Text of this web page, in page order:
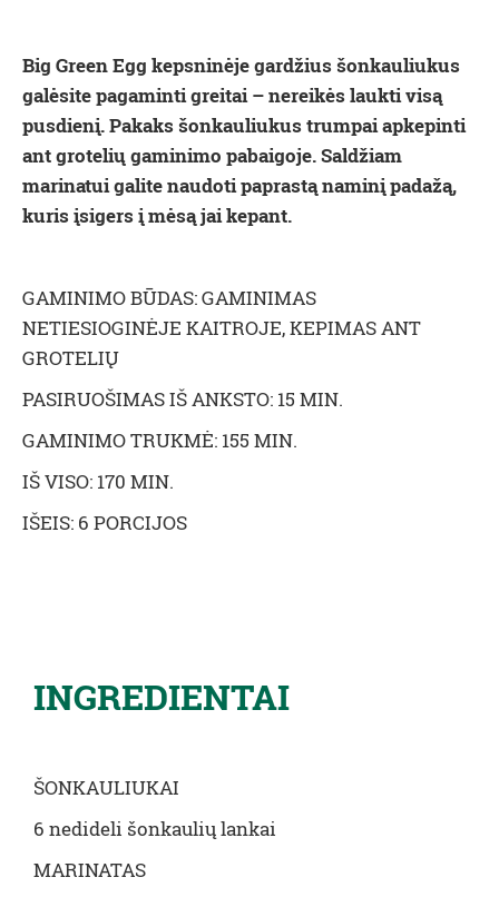
Big Green Egg kepsninėje gardžius šonkauliukus
galėsite pagaminti greitai – nereikės laukti visą
pusdienį. Pakaks šonkauliukus trumpai apkepinti
ant grotelių gaminimo pabaigoje. Saldžiam
marinatui galite naudoti paprastą naminį padažą,
kuris įsigers į mėsą jai kepant.
GAMINIMO BŪDAS: GAMINIMAS
NETIESIOGINĖJE KAITROJE, KEPIMAS ANT
GROTELIŲ
PASIRUOŠIMAS IŠ ANKSTO: 15 MIN.
GAMINIMO TRUKMĖ: 155 MIN.
IŠ VISO: 170 MIN.
IŠEIS: 6 PORCIJOS
INGREDIENTAI
ŠONKAULIUKAI
6 nedideli šonkaulių lankai
MARINATAS